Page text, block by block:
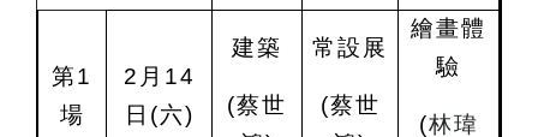
第1
場
2 月14
日(六)
建築
(蔡世
常設展
(蔡世
繪畫體
驗
(林瑋